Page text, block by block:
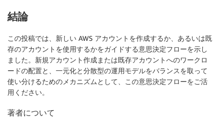
結論
この投稿では、新しい AWS アカウントを作成するか、あるいは既
存のアカウントを使用するかをガイドする意思決定フローを示し
ました。 新規アカウント作成または既存アカウントへのワークロ
ードの配置と、一元化と分散型の運用モデルをバランスを取って
使い分けるためのメカニズムとして、この意思決定フローをご活
用ください。
著者について